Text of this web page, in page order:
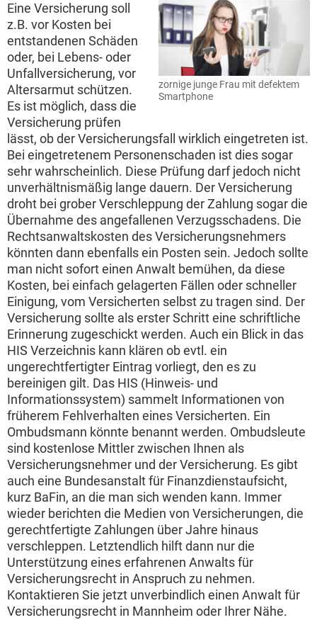
zornige junge Frau mit defektem
Smartphone
Eine Versicherung soll
z.B. vor Kosten bei
entstandenen Schäden
oder, bei Lebens- oder
Unfallversicherung, vor
Altersarmut schützen.
Es ist möglich, dass die
Versicherung prüfen
lässt, ob der Versicherungsfall wirklich eingetreten ist.
Bei eingetretenem Personenschaden ist dies sogar
sehr wahrscheinlich. Diese Prüfung darf jedoch nicht
unverhältnismäßig lange dauern. Der Versicherung
droht bei grober Verschleppung der Zahlung sogar die
Übernahme des angefallenen Verzugsschadens. Die
Rechtsanwaltskosten des Versicherungsnehmers
könnten dann ebenfalls ein Posten sein. Jedoch sollte
man nicht sofort einen Anwalt bemühen, da diese
Kosten, bei einfach gelagerten Fällen oder schneller
Einigung, vom Versicherten selbst zu tragen sind. Der
Versicherung sollte als erster Schritt eine schriftliche
Erinnerung zugeschickt werden. Auch ein Blick in das
HIS Verzeichnis kann klären ob evtl. ein
ungerechtfertigter Eintrag vorliegt, den es zu
bereinigen gilt. Das HIS (Hinweis- und
Informationssystem) sammelt Informationen von
früherem Fehlverhalten eines Versicherten. Ein
Ombudsmann könnte benannt werden. Ombudsleute
sind kostenlose Mittler zwischen Ihnen als
Versicherungsnehmer und der Versicherung. Es gibt
auch eine Bundesanstalt für Finanzdienstaufsicht,
kurz BaFin, an die man sich wenden kann. Immer
wieder berichten die Medien von Versicherungen, die
gerechtfertigte Zahlungen über Jahre hinaus
verschleppen. Letztendlich hilft dann nur die
Unterstützung eines erfahrenen Anwalts für
Versicherungsrecht in Anspruch zu nehmen.
Kontaktieren Sie jetzt unverbindlich einen Anwalt für
Versicherungsrecht in Mannheim oder Ihrer Nähe.